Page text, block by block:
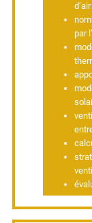
d’air
par